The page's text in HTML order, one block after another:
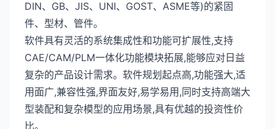
DIN、GB、JIS、UNI、GOST、ASME等)的紧固
件、型材、管件。
软件具有灵活的系统集成性和功能可扩展性,支持
CAE/CAM/PLM一体化功能模块拓展,能够应对日益
复杂的产品设计需求。软件规划起点高,功能强大,适
用面广,兼容性强,界面友好,易学易用,同时支持高端大
型装配和复杂模型的应用场景,具有优越的投资性价
比。